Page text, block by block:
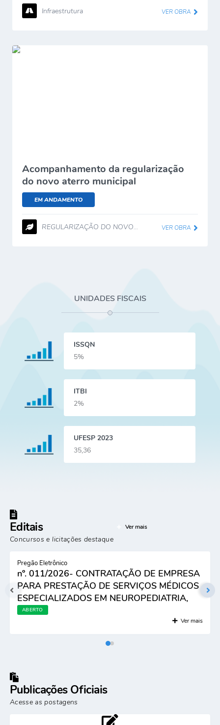
Infraestrutura VER OBRA
Acompanhamento da regularização
do novo aterro municipal
EM ANDAMENTO
REGULARIZAÇÃO DO NOVO... VER OBRA
UNIDADES FISCAIS
ISSQN
5%
ITBI
2%
UFESP 2023
35,36
Editais
Concursos e licitações destaque
Ver mais
Pregão Eletrônico
nº. 011/2026- CONTRATAÇÃO DE EMPRESA
PARA PRESTAÇÃO DE SERVIÇOS MÉDICOS
ESPECIALIZADOS EM NEUROPEDIATRIA,
VISANDO ATENDER AS DEMANDAS DA
ABERTO
Ver mais
Publicações Oficiais
Acesse as postagens